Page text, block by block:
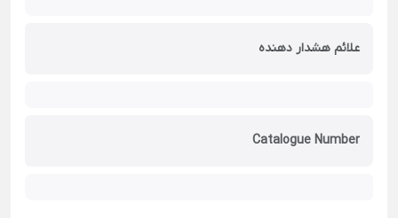
علائم هشدار دهنده
Catalogue Number